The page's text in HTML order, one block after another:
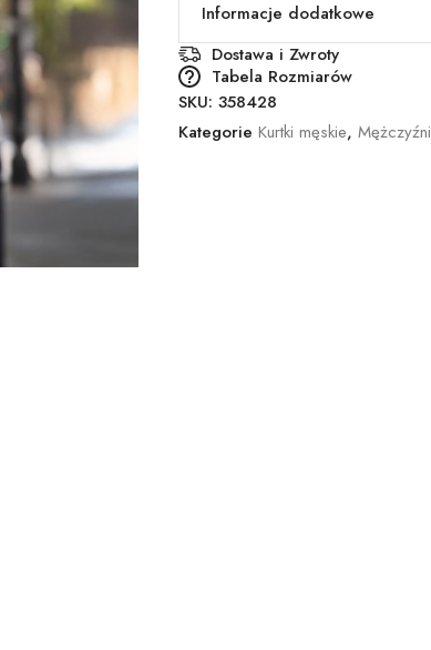
Informacje dodatkowe
Dostawa i Zwroty
Tabela Rozmiarów
SKU: 358428
Kategorie Kurtki męskie, Mężczyźni